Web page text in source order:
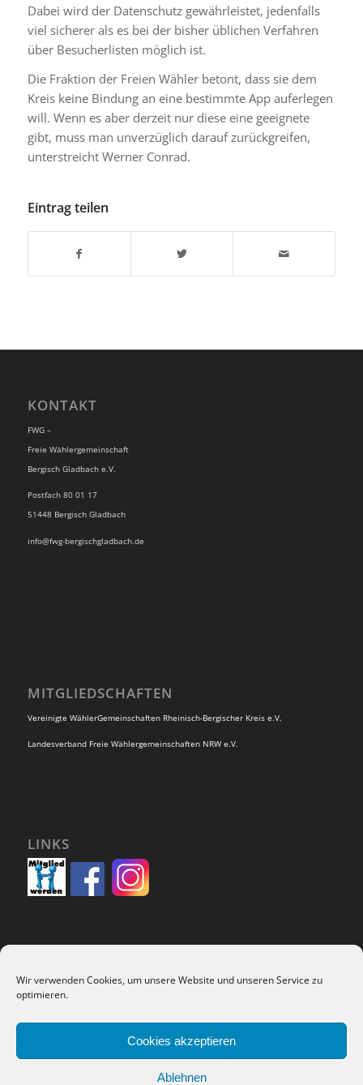
Wir verwenden Cookies, um unsere Website und unseren Service zu
optimieren.
Cookies akzeptieren
Ablehnen
Dabei wird der Datenschutz gewährleistet, jedenfalls
viel sicherer als es bei der bisher üblichen Verfahren
über Besucherlisten möglich ist.
Die Fraktion der Freien Wähler betont, dass sie dem
Kreis keine Bindung an eine bestimmte App auferlegen
will. Wenn es aber derzeit nur diese eine geeignete
gibt, muss man unverzüglich darauf zurückgreifen,
unterstreicht Werner Conrad.
Eintrag teilen
KONTAKT
FWG –
Freie Wählergemeinschaft
Bergisch Gladbach e.V.
Postfach 80 01 17
51448 Bergisch Gladbach
info@fwg-bergischgladbach.de
MITGLIEDSCHAFTEN
Vereinigte WählerGemeinschaften Rheinisch-Bergischer Kreis e.V.
Landesverband Freie Wählergemeinschaften NRW e.V.
LINKS
SUCHEN